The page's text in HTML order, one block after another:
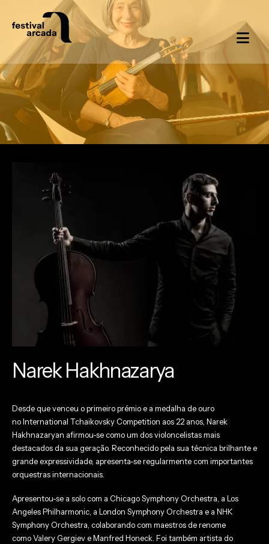
Narek Hakhnazarya
Desde que venceu o primeiro prémio e a medalha de ouro
no International Tchaikovsky Competition aos 22 anos, Narek
Hakhnazaryan afirmou-se como um dos violoncelistas mais
destacados da sua geração. Reconhecido pela sua técnica brilhante e
grande expressividade, apresenta-se regularmente com importantes
orquestras internacionais.
Apresentou-se a solo com a Chicago Symphony Orchestra, a Los
Angeles Philharmonic, a London Symphony Orchestra e a NHK
Symphony Orchestra, colaborando com maestros de renome
como Valery Gergiev e Manfred Honeck. Foi também artista do